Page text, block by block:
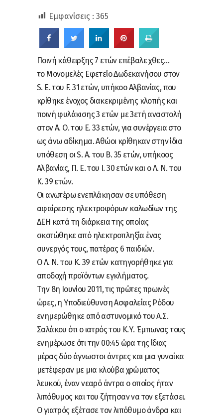
Εμφανίσεις : 365
Ποινή κάθειρξης 7 ετών επέβαλε χθες…
το Μονομελές Εφετείο Δωδεκανήσου στον
S. E. του F. 31 ετών, υπήκοο Αλβανίας, που
κρίθηκε ένοχος διακεκριμένης κλοπής και
ποινή φυλάκισης 3 ετών με 3ετή αναστολή
στον Α. Ο. του Ε. 33 ετών, για συνέργεια στο
ως άνω αδίκημα. Αθώοι κρίθηκαν στην ίδια
υπόθεση οι S. A. του B. 35 ετών, υπήκοος
Αλβανίας, Π. Ε. του Ι. 30 ετών και ο Λ. Ν. του
Κ. 39 ετών.
Οι ανωτέρω ενεπλάκησαν σε υπόθεση
αφαίρεσης ηλεκτροφόρων καλωδίων της
ΔΕΗ κατά τη διάρκεια της οποίας
σκοτώθηκε από ηλεκτροπληξία ένας
συνεργός τους, πατέρας 6 παιδιών.
Ο Λ. Ν. του Κ. 39 ετών κατηγορήθηκε για
αποδοχή προϊόντων εγκλήματος.
Την 8η Ιουνίου 2011, τις πρώτες πρωινές
ώρες, η Υποδιεύθυνση Ασφαλείας Ρόδου
ενημερώθηκε από αστυνομικό του Α.Σ.
Σαλάκου ότι ο ιατρός του Κ.Υ. Έμπωνας τους
ενημέρωσε ότι την 00:45 ώρα της ίδιας
μέρας δύο άγνωστοι άντρες και μια γυναίκα
μετέφεραν με μια κλούβα χρώματος
λευκού, έναν νεαρό άντρα ο οποίος ήταν
λιπόθυμος και του ζήτησαν να τον εξετάσει.
Ο γιατρός εξέτασε τον λιπόθυμο άνδρα και